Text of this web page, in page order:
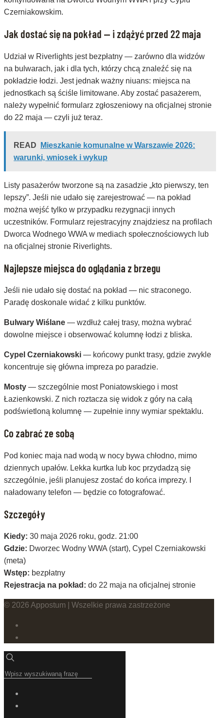
Czerniakowskim.
Jak dostać się na pokład — i zdążyć przed 22 maja
Udział w Riverlights jest bezpłatny — zarówno dla widzów
na bulwarach, jak i dla tych, którzy chcą znaleźć się na
pokładzie łodzi. Jest jednak ważny niuans: miejsca na
jednostkach są ściśle limitowane. Aby zostać pasażerem,
należy wypełnić formularz zgłoszeniowy na oficjalnej stronie
do 22 maja — czyli już teraz.
READ
Mieszkanie komunalne w Warszawie 2026:
warunki, wniosek i wykup
Listy pasażerów tworzone są na zasadzie „kto pierwszy, ten
lepszy”. Jeśli nie udało się zarejestrować — na pokład
można wejść tylko w przypadku rezygnacji innych
uczestników. Formularz rejestracyjny znajdziesz na profilach
Dworca Wodnego WWA w mediach społecznościowych lub
na oficjalnej stronie Riverlights.
Najlepsze miejsca do oglądania z brzegu
Jeśli nie udało się dostać na pokład — nic straconego.
Paradę doskonale widać z kilku punktów.
Bulwary Wiślane — wzdłuż całej trasy, można wybrać
dowolne miejsce i obserwować kolumnę łodzi z bliska.
Cypel Czerniakowski — końcowy punkt trasy, gdzie zwykle
koncentruje się główna impreza po paradzie.
Mosty — szczególnie most Poniatowskiego i most
Łazienkowski. Z nich roztacza się widok z góry na całą
podświetloną kolumnę — zupełnie inny wymiar spektaklu.
Co zabrać ze sobą
Pod koniec maja nad wodą w nocy bywa chłodno, mimo
dziennych upałów. Lekka kurtka lub koc przydadzą się
szczególnie, jeśli planujesz zostać do końca imprezy. I
naładowany telefon — będzie co fotografować.
Szczegóły
Kiedy: 30 maja 2026 roku, godz. 21:00
Gdzie: Dworzec Wodny WWA (start), Cypel Czerniakowski
(meta)
Wstęp: bezpłatny
Rejestracja na pokład: do 22 maja na oficjalnej stronie
© 2026 Appostum | Wszelkie prawa zastrzeżone